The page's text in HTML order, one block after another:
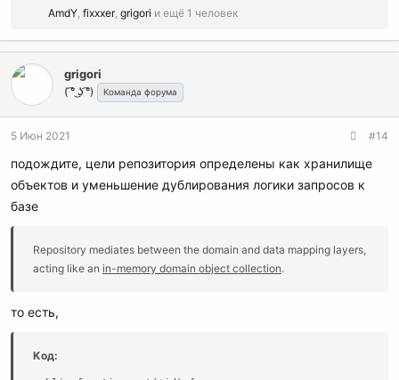
Р
а
ц
и
AmdY fixxxer, grigori и ещё 1 человек
grigori
( ͡° ͜ʖ ͡°) Команда форума
5 Июн 2021 #14
подождите, цели репозитория определены как хранилище
объектов и уменьшение дублирования логики запросов к
базе
Repository mediates between the domain and data mapping layers,
acting like an in-memory domain object collection.
то есть,
Код: